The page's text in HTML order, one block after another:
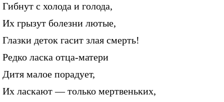
Гибнут с холода и голода,
Их грызут болезни лютые,
Глазки деток гасит злая смерть!
Редко ласка отца-матери
Дитя малое порадует,
Их ласкают — только мертвеньких,